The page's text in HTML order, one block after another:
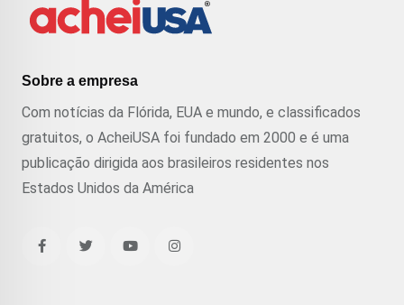
Sobre a empresa
Com notícias da Flórida, EUA e mundo, e classificados
gratuitos, o AcheiUSA foi fundado em 2000 e é uma
publicação dirigida aos brasileiros residentes nos
Estados Unidos da América